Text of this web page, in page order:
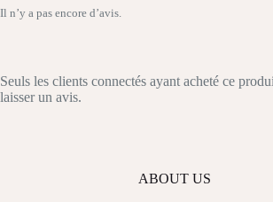
Il n’y a pas encore d’avis.
Seuls les clients connectés ayant acheté ce
laisser un avis.
ABOUT US